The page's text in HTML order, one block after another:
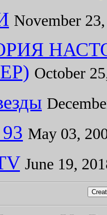
November
October
May 03,
June 19,